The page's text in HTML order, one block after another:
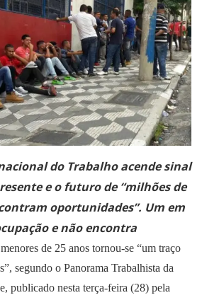
do Trabalho acende sinal
e o futuro de “milhões de
oportunidades”. Um em
e não encontra
de 25 anos tornou-se “um traço
segundo o Panorama Trabalhista da
publicado nesta terça-feira (28) pela